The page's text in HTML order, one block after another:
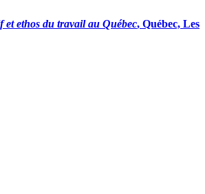
ethos du travail au Québec, Québec, Les